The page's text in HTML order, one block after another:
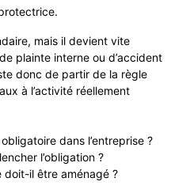
mais il devient vite
plainte interne ou d’accident
donc de partir de la règle
à l’activité réellement
dans l’entreprise ?
l’obligation ?
doit-il être aménagé ?